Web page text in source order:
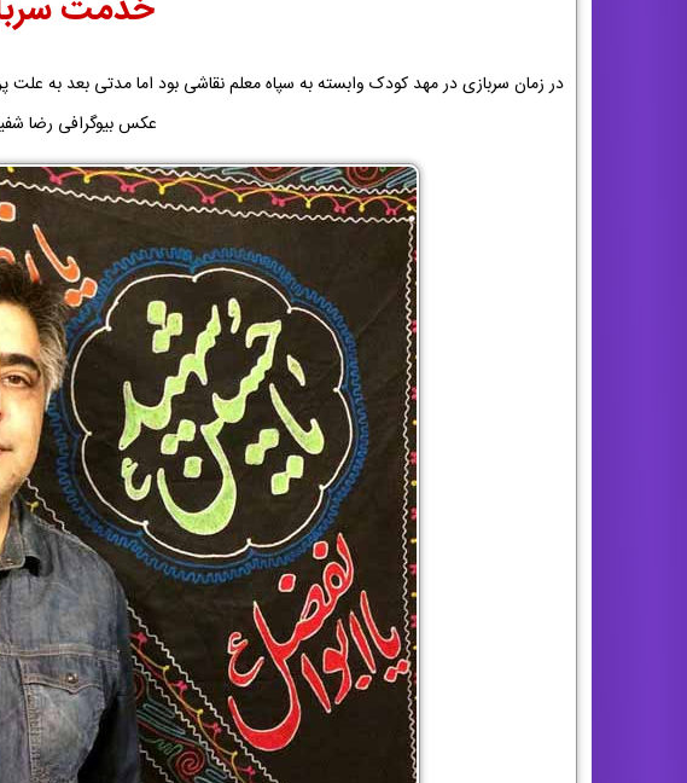
خدمت
در زمان سربازی در مهد کودک وابسته به سپاه معلم نقاشی بود اما مدتی بعد به
عکس بیوگرافی رضا